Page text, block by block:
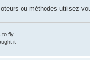
ou méthodes utilisez-
to fly
it